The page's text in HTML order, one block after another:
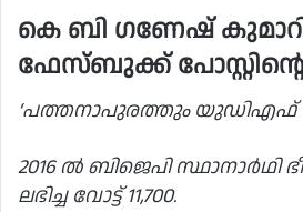
കെ ബി ഗണേഷ്
ഫേസ്ബുക്ക്
‘പത്തനാപുരത്തും യുഡിഎഫ്
2016 ൽ ബിജെപി
ലഭിച്ച വോട്ട് 11,700.